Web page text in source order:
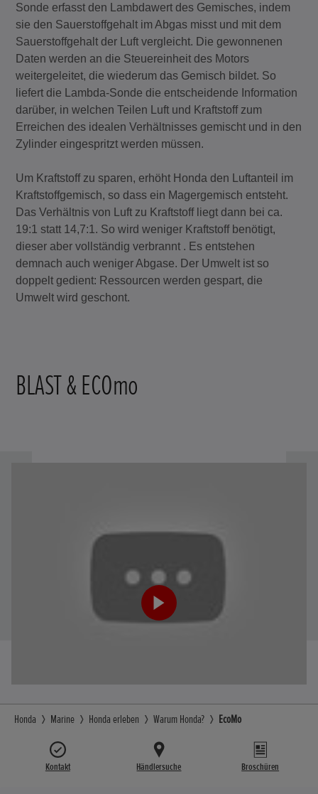
Sonde erfasst den Lambdawert des Gemisches, indem
sie den Sauerstoffgehalt im Abgas misst und mit dem
Sauerstoffgehalt der Luft vergleicht. Die gewonnenen
Daten werden an die Steuereinheit des Motors
weitergeleitet, die wiederum das Gemisch bildet. So
liefert die Lambda-Sonde die entscheidende Information
darüber, in welchen Teilen Luft und Kraftstoff zum
Erreichen des idealen Verhältnisses gemischt und in den
Zylinder eingespritzt werden müssen.
Um Kraftstoff zu sparen, erhöht Honda den Luftanteil im
Kraftstoffgemisch, so dass ein Magergemisch entsteht.
Das Verhältnis von Luft zu Kraftstoff liegt dann bei ca.
19:1 statt 14,7:1. So wird weniger Kraftstoff benötigt,
dieser aber vollständig verbrannt . Es entstehen
demnach auch weniger Abgase. Der Umwelt ist so
doppelt gedient: Ressourcen werden gespart, die
Umwelt wird geschont.
BLAST & ECOmo
Honda Marine Honda erleben Warum Honda? EcoMo
Kontakt Händlersuche Broschüren